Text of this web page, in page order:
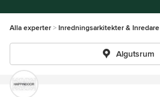
Alla experter Inredningsarkitekter & Inredare
Algutsrum